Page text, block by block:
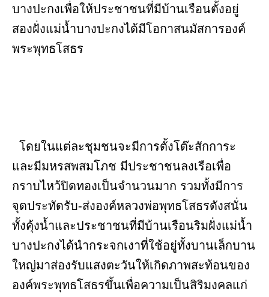
บางปะกงเพื่อให้ประชาชนที่มีบ้านเรือนตั้งอยู่
สองฝั่งแม่น้ำบางปะกงได้มีโอกาสนมัสการองค์
พระพุทธโสธร
โดยในแต่ละชุมชนจะมีการตั้งโต๊ะสักการะ
และมีมหรสพสมโภช มีประชาชนลงเรือเพื่อ
กราบไหว้ปิดทองเป็นจำนวนมาก รวมทั้งมีการ
จุดประทัดรับ-ส่งองค์หลวงพ่อพุทธโสธรดังสนั่น
ทั้งคุ้งน้ำและประชาชนที่มีบ้านเรือนริมฝั่งแม่น้ำ
บางปะกงได้นำกระจกเงาที่ใช้อยู่ทั้งบานเล็กบาน
ใหญ่มาส่องรับแสงตะวันให้เกิดภาพสะท้อนของ
องค์พระพุทธโสธรขึ้นเพื่อความเป็นสิริมงคลแก่